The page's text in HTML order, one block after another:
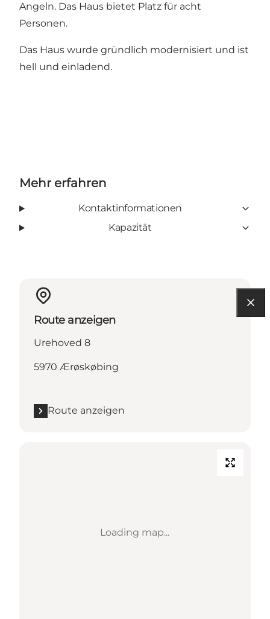
Angeln. Das Haus bietet Platz für acht
Personen.
Das Haus wurde gründlich modernisiert und ist
hell und einladend.
Mehr erfahren
Kontaktinformationen
Kapazität
Route anzeigen
Urehoved 8
5970 Ærøskøbing
Route anzeigen
Loading map...